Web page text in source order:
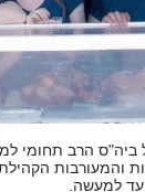
הרב תחומי
והמעורבות
למעשה.